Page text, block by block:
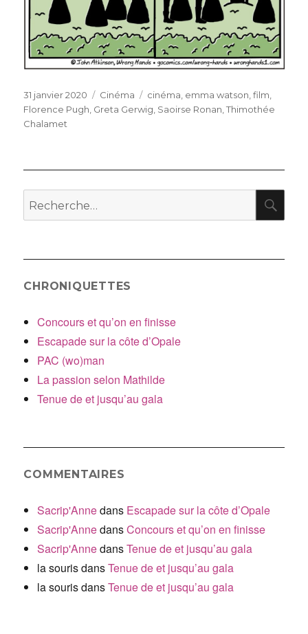
Publié
le
31 janvier 2020 Catégories
Cinéma Étiquettes
cinéma, emma watson,film,
Florence Pugh, Greta Gerwig, Saoirse Ronan,Thimothée
Chalamet
Recherche
pour
CHRONIQUETTES
Concours et qu’on en finisse
Escapade sur la côte d’Opale
PAC (wo)man
La passion selon Mathilde
Tenue de et jusqu’au gala
COMMENTAIRES
Sacrip'Annedans Escapade sur la côte d’Opale
Sacrip'AnnedansConcours et qu’on en finisse
Sacrip'AnnedansTenue de et jusqu’au gala
la sourisdansTenue de et jusqu’au gala
la sourisdansTenue de et jusqu’au gala